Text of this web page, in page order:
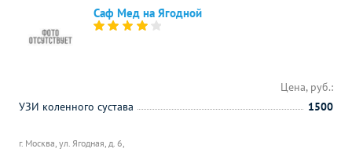
Саф Мед на Ягодной
г. Москва, ул. Ягодная, д. 6,
Цена, руб.:
УЗИ коленного сустава
1500